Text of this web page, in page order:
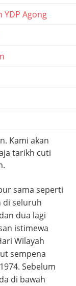
YDP Agong
Kami akan
tarikh cuti
sama seperti
di seluruh
dua lagi
istimewa
Wilayah
sempena
Sebelum
di bawah